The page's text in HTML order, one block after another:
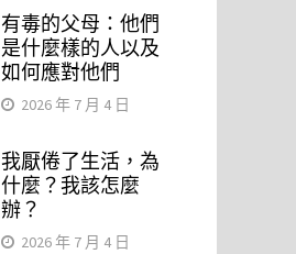
有毒的父母：他們
是什麼樣的人以及
如何應對他們
2026 年 7 月 4 日
我厭倦了生活，為
什麼？我該怎麼
辦？
2026 年 7 月 4 日